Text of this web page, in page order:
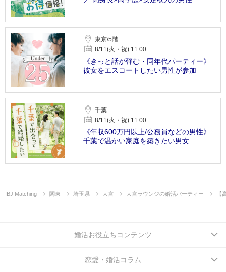
東京/5階
8/11(火・祝) 11:00
《きっと話が弾む・同年代パーティー》
彼女をエスコートしたい男性が参加
千葉
8/11(火・祝) 11:00
《年収600万円以上/公務員などの男性》
千葉で温かい家庭を築きたい男女
IBJ Matching 関東 埼玉県 大宮 大宮ラウンジの婚活パーティー 【
婚活お役立ちコンテンツ
恋愛・婚活コラム